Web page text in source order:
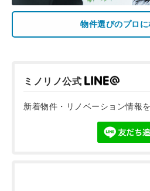
物件選びのプロに
ミノリノ公式
新着物件・リノベーション情報